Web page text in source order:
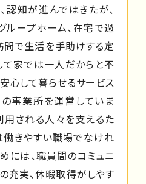
知が進んではきたが、
ループホーム、在宅で過
問で生活を手助けする定
家では一人だからと不
心して暮らせるサービス
事業所を運営していま
用される人々を支えるた
働きやすい職場でなけれ
には、職員間のコミュニ
充実、休暇取得がしやす